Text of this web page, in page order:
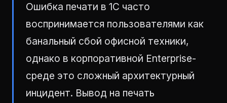
Ошибка печати в 1С часто
воспринимается пользователями как
банальный сбой офисной техники,
однако в корпоративной Enterprise-
среде это сложный архитектурный
инцидент. Вывод на печать